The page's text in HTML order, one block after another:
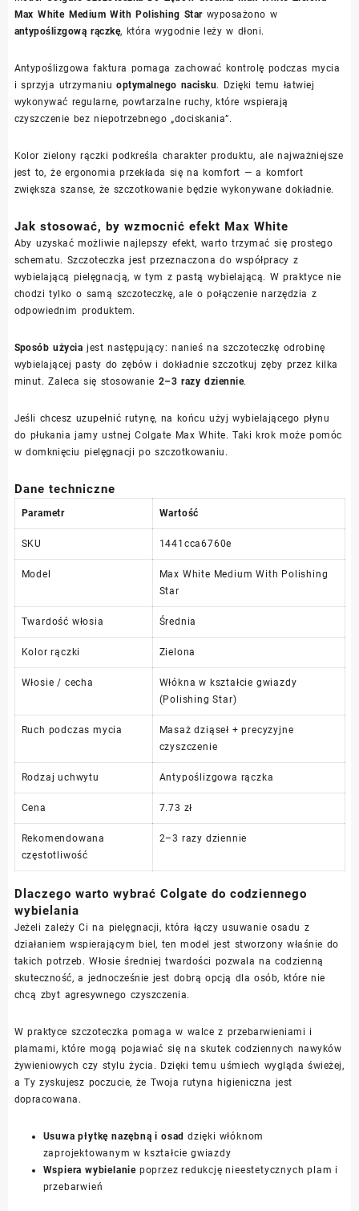
Max White Medium With Polishing Starwyposażono w
antypoślizgową rączkę, która wygodnie leży w dłoni.
Antypoślizgowa faktura pomaga zachować kontrolę podczas mycia
i sprzyja utrzymaniuoptymalnego nacisku. Dzięki temu łatwiej
wykonywać regularne, powtarzalne ruchy, które wspierają
czyszczenie bez niepotrzebnego „dociskania”.
Kolor zielony rączki podkreśla charakter produktu, ale najważniejsze
jest to, że ergonomia przekłada się na komfort — a komfort
zwiększa szanse, że szczotkowanie będzie wykonywane dokładnie.
Jak stosować, by wzmocnić efekt Max White
Aby uzyskać możliwie najlepszy efekt, warto trzymać się prostego
schematu. Szczoteczka jest przeznaczona do współpracy z
wybielającą pielęgnacją, w tym z pastą wybielającą. W praktyce nie
chodzi tylko o samą szczoteczkę, ale o połączenie narzędzia z
odpowiednim produktem.
Sposób użycia jest następujący: nanieś na szczoteczkę odrobinę
wybielającej pasty do zębów i dokładnie szczotkuj zęby przez kilka
minut. Zaleca się stosowanie 2–3 razy dziennie.
Jeśli chcesz uzupełnić rutynę, na końcu użyj wybielającego płynu
do płukania jamy ustnej Colgate Max White. Taki krok może pomóc
w domknięciu pielęgnacji po szczotkowaniu.
Dane techniczne
Parametr Wartość
SKU 1441cca6760e
Model
Max White Medium With Polishing
Star
Twardość włosia Średnia
Kolor rączki Zielona
Włosie / cecha
Włókna w kształcie gwiazdy
(Polishing Star)
Ruch podczas mycia
Masaż dziąseł + precyzyjne
czyszczenie
Rodzaj uchwytu Antypoślizgowa rączka
Cena 7.73 zł
Rekomendowana
częstotliwość
2–3 razy dziennie
Dlaczego warto wybrać Colgate do codziennego
wybielania
Jeżeli zależy Ci na pielęgnacji, która łączy usuwanie osadu z
działaniem wspierającym biel, ten model jest stworzony właśnie do
takich potrzeb. Włosie średniej twardości pozwala na codzienną
skuteczność, a jednocześnie jest dobrą opcją dla osób, które nie
chcą zbyt agresywnego czyszczenia.
W praktyce szczoteczka pomaga w walce z przebarwieniami i
plamami, które mogą pojawiać się na skutek codziennych nawyków
żywieniowych czy stylu życia. Dzięki temu uśmiech wygląda świeżej,
a Ty zyskujesz poczucie, że Twoja rutyna higieniczna jest
dopracowana.
Usuwa płytkę nazębną i osad dzięki włóknom
zaprojektowanym w kształcie gwiazdy
Wspiera wybielaniepoprzez redukcję nieestetycznych plam i
przebarwień